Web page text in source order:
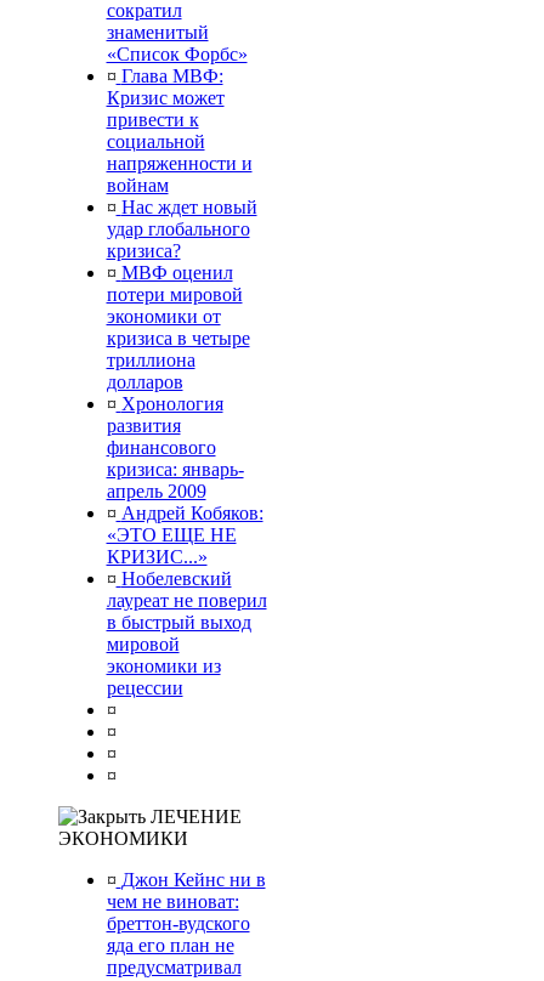
сократил
знаменитый
«Список Форбс»
¤ Глава МВФ:
Кризис может
привести к
социальной
напряженности и
войнам
¤ Нас ждет новый
удар глобального
кризиса?
¤ МВФ оценил
потери мировой
экономики от
кризиса в четыре
триллиона
долларов
¤ Хронология
развития
финансового
кризиса: январь-
апрель 2009
¤ Андрей Кобяков:
«ЭТО ЕЩЕ НЕ
КРИЗИС...»
¤ Нобелевский
лауреат не поверил
в быстрый выход
мировой
экономики из
рецессии
¤
¤
¤
¤
ЛЕЧЕНИЕ
ЭКОНОМИКИ
¤ Джон Кейнс ни в
чем не виноват:
бреттон-вудского
яда его план не
предусматривал